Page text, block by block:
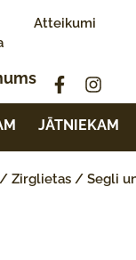
Atteikumi
JĀTNIEKAM
/ Zirglietas / Segli